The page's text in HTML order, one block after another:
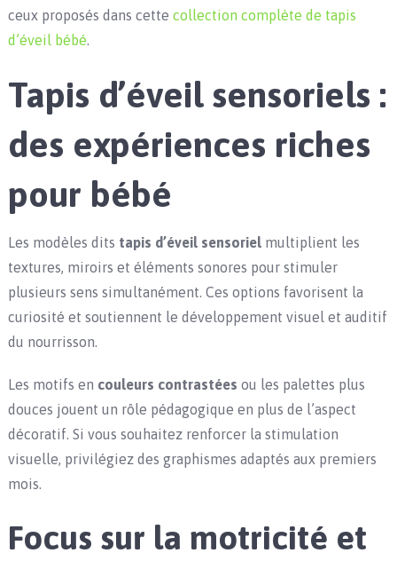
ceux proposés dans cette collection complète de tapis
d’éveil bébé.
Tapis d’éveil sensoriels :
des expériences riches
pour bébé
Les modèles dits tapis d’éveil sensorielmultiplient les
textures, miroirs et éléments sonores pour stimuler
plusieurs sens simultanément. Ces options favorisent la
curiosité et soutiennent le développement visuel et auditif
du nourrisson.
Les motifs en couleurs contrastées ou les palettes plus
douces jouent un rôle pédagogique en plus de l’aspect
décoratif. Si vous souhaitez renforcer la stimulation
visuelle, privilégiez des graphismes adaptés aux premiers
mois.
Focus sur la motricité et